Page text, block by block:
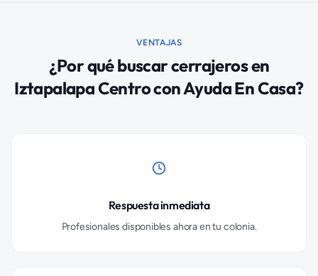
VENTAJAS
¿Por qué buscarcerrajerosen
Iztapalapa Centrocon Ayuda En Casa?
Respuesta inmediata
Profesionales disponibles ahora en tu colonia.